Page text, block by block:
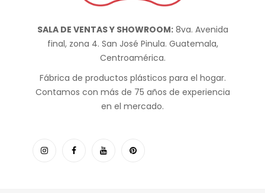
SALA DE VENTAS Y SHOWROOM:8va. Avenida
final, zona 4. San José Pinula. Guatemala,
Centroamérica.
Fábrica de productos plásticos para el hogar.
Contamos con más de 75 años de experiencia
en el mercado.